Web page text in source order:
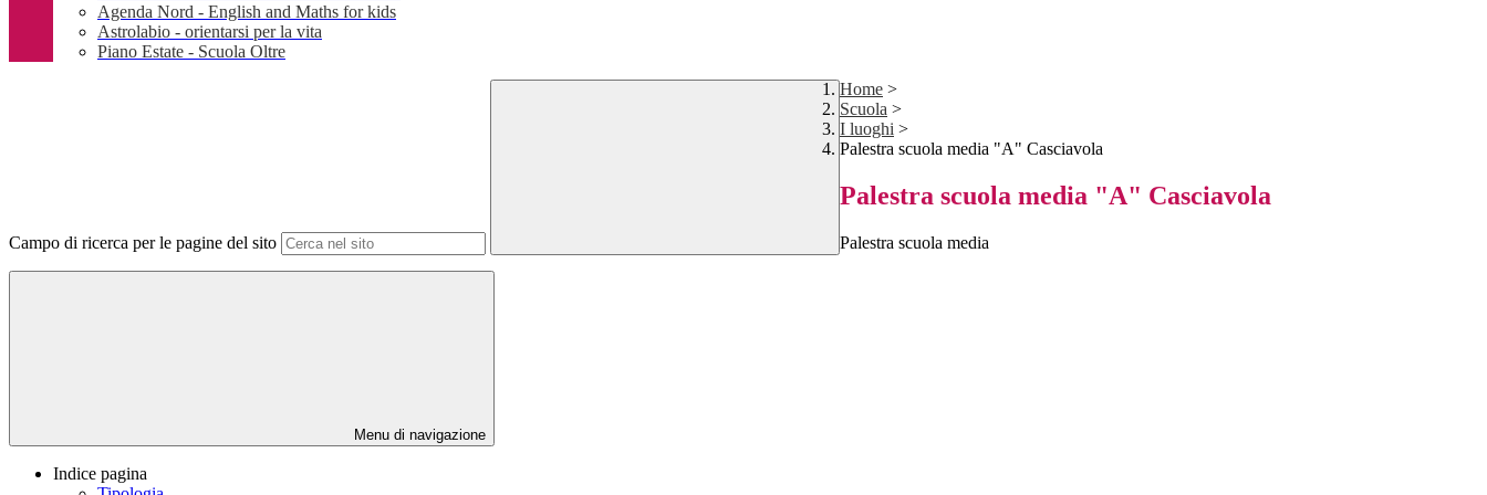
Agenda Nord - English and Maths for kids
Astrolabio - orientarsi per la vita
Piano Estate - Scuola Oltre
Campo di ricerca per le pagine del sito
Home >
Scuola >
I luoghi >
Palestra scuola media "A" Casciavola
Palestra scuola media "A" Casciavola
Palestra scuola media
Menu di navigazione
Indice pagina